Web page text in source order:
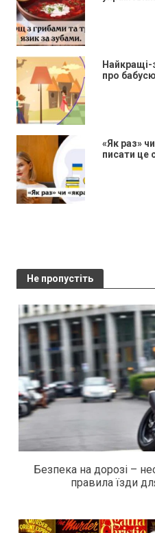
Найкращі-
про бабусю
«Як раз»
писати це
Не пропустіть
Безпека на дорозі –
правила їзди